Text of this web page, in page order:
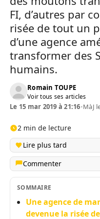
FI, d’autres par
risée de tout un
d’une agence
transformer des
humains.
Romain TOUPE
Voir tous ses articles
Le 15 mar 2019 à 21:16•MàJ
2 min de lecture
Lire plus tard
Commenter
SOMMAIRE
Une agence de
devenue la risée